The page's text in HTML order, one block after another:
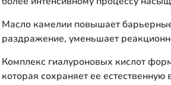
Масло камелии повышает
раздражение, уменьшает
Комплекс гиалуроновых кислот
которая сохраняет ее естественную